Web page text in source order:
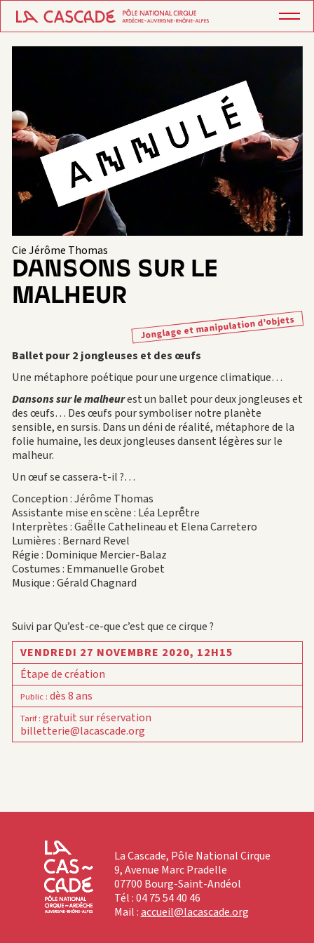
Cie Jérôme Thomas
DANSONS SUR LE
MALHEUR
Jonglage et manipulation d’objets
Ballet pour 2 jongleuses et des œufs
Une métaphore poétique pour une urgence climatique…
Dansons sur le malheurest un ballet pour deux jongleuses et
des œufs… Des œufs pour symboliser notre planète
sensible, en sursis. Dans un déni de réalité, métaphore de la
folie humaine, les deux jongleuses dansent légères sur le
malheur.
Un œuf se cassera-t-il ?…
Conception : Jérôme Thomas
Assistante mise en scène : Léa Leprê̂tre
Interprètes : Gaë̈lle Cathelineau et Elena Carretero
Lumières : Bernard Revel
Régie : Dominique Mercier-Balaz
Costumes : Emmanuelle Grobet
Musique : Gérald Chagnard
Suivi par Qu’est-ce-que c’est que ce cirque ?
VENDREDI 27 NOVEMBRE 2020, 12H15
Étape de création
Public: dès 8 ans
Tarif: gratuit sur réservation
billetterie@lacascade.org
La Cascade, Pôle National Cirque
9, Avenue Marc Pradelle
07700 Bourg-Saint-Andéol
Tél : 04 75 54 40 46
Mail :accueil@lacascade.org